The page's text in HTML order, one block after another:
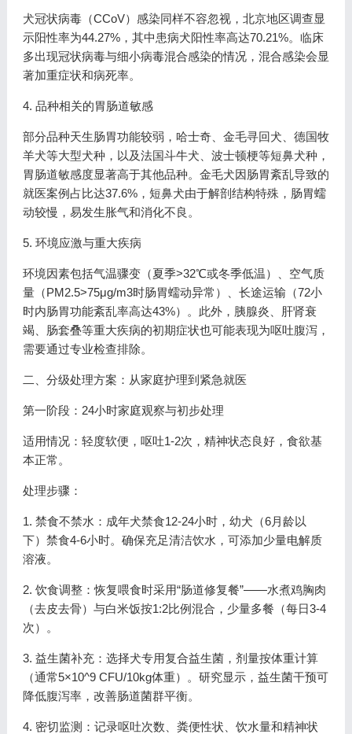
犬冠状病毒（CCoV）感染同样不容忽视，北京地区调查显
示阳性率为44.27%，其中患病犬阳性率高达70.21%。临床
多出现冠状病毒与细小病毒混合感染的情况，混合感染会显
著加重症状和病死率。
4. 品种相关的胃肠道敏感
部分品种天生肠胃功能较弱，哈士奇、金毛寻回犬、德国牧
羊犬等大型犬种，以及法国斗牛犬、波士顿梗等短鼻犬种，
胃肠道敏感度显著高于其他品种。金毛犬因肠胃紊乱导致的
就医案例占比达37.6%，短鼻犬由于解剖结构特殊，肠胃蠕
动较慢，易发生胀气和消化不良。
5. 环境应激与重大疾病
环境因素包括气温骤变（夏季>32℃或冬季低温）、空气质
量（PM2.5>75μg/m3时肠胃蠕动异常）、长途运输（72小
时内肠胃功能紊乱率高达43%）。此外，胰腺炎、肝肾衰
竭、肠套叠等重大疾病的初期症状也可能表现为呕吐腹泻，
需要通过专业检查排除。
二、分级处理方案：从家庭护理到紧急就医
第一阶段：24小时家庭观察与初步处理
适用情况：轻度软便，呕吐1-2次，精神状态良好，食欲基
本正常。
处理步骤：
1. 禁食不禁水：成年犬禁食12-24小时，幼犬（6月龄以
下）禁食4-6小时。确保充足清洁饮水，可添加少量电解质
溶液。
2. 饮食调整：恢复喂食时采用“肠道修复餐”——水煮鸡胸肉
（去皮去骨）与白米饭按1:2比例混合，少量多餐（每日3-4
次）。
3. 益生菌补充：选择犬专用复合益生菌，剂量按体重计算
（通常5×10^9 CFU/10kg体重）。研究显示，益生菌干预可
降低腹泻率，改善肠道菌群平衡。
4. 密切监测：记录呕吐次数、粪便性状、饮水量和精神状